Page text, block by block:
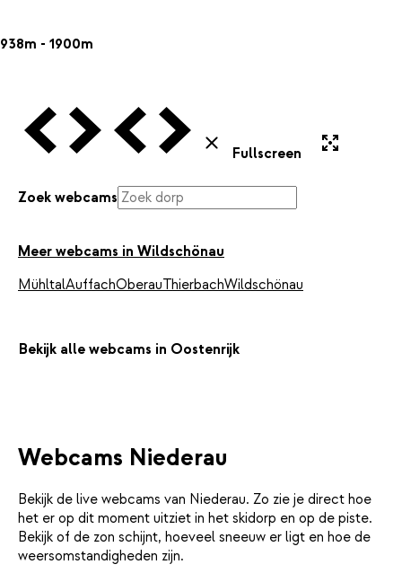
938m - 1900m
Vorige Webcam
Volgende Webcam
Vorige Webcam
Volgende Webcam
Sluiten
Fullscreen
Zoek webcams
Meer webcams in Wildschönau
MühltalAuffachOberauThierbachWildschönau
Bekijk alle webcams in Oostenrijk
Webcams Niederau
Bekijk de live webcams van Niederau. Zo zie je direct hoe
het er op dit moment uitziet in het skidorp en op de piste.
Bekijk of de zon schijnt, hoeveel sneeuw er ligt en hoe de
weersomstandigheden zijn.